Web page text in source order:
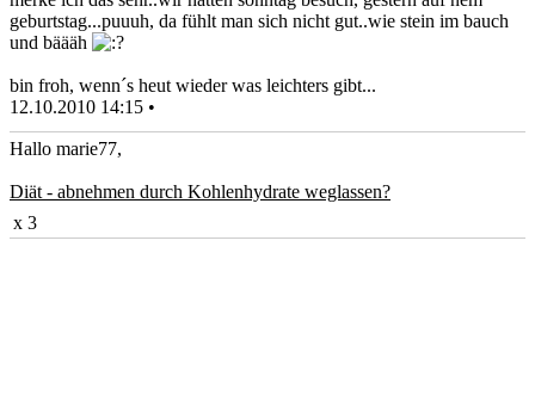
geburtstag...puuuh, da fühlt man sich nicht gut..wie stein im bauch
und bäääh
bin froh, wenn´s heut wieder was leichters gibt...
12.10.2010 14:15 •
Hallo marie77,
Diät - abnehmen durch Kohlenhydrate weglassen?
x 3